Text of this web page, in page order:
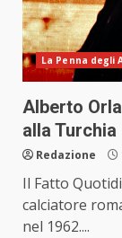
La Penna degli
Alberto
alla Turchia
Redazione
Il Fatto
calciatore
nel 1962....